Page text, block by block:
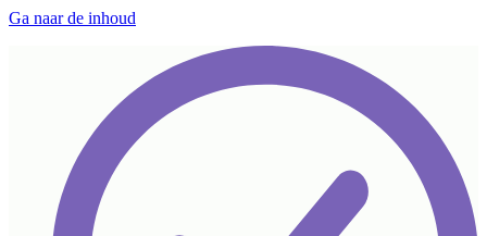
Ga naar de inhoud